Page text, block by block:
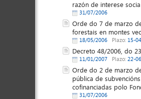
razón de interese
31/07/2006
Orde do 7 de marzo
forestais en montes
18/05/2006 Plazo: 15-
Decreto 48/2006, do
11/01/2007 Plazo: 22-
Orde do 2 de marzo
pública de
cofinanciadas polo
31/07/2006